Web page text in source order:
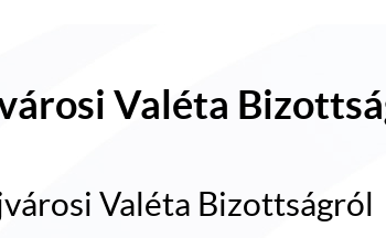
Valéta
Valéta Bizottságról